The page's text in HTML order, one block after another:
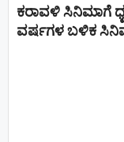
ಕರಾವಳಿ ಸಿನಿಮಾಗೆ
ವರ್ಷಗಳ ಬಳಿಕ